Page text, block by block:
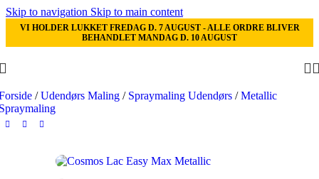
Skip to navigation Skip to main content
VI HOLDER LUKKET FREDAG D. 7 AUGUST - ALLE ORDRE BLIVER
BEHANDLET MANDAG D. 10 AUGUST
/ Udendørs Maling / Spraymaling Udendørs / Metallic